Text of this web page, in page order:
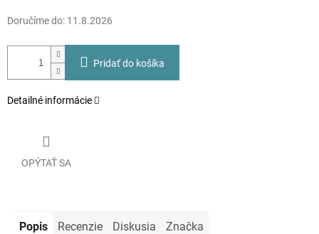
Doručíme do: 11.8.2026
Pridať do košíka
Detailné informácie
OPÝTAŤ SA
Popis Recenzie Diskusia Značka